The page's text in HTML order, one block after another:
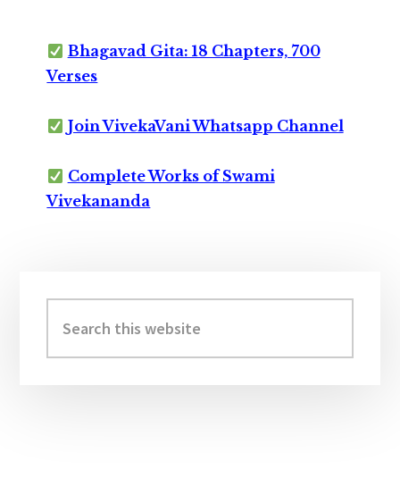
Bhagavad Gita: 18 Chapters, 700
Verses
Join VivekaVani Whatsapp Channel
Complete Works of Swami
Vivekananda
Sidebar
this
website